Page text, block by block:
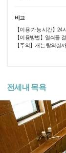
비고
【이용 가능 시간】24
【이용방법】열쇠를
【주의】개는 탈의실
전세내 목욕